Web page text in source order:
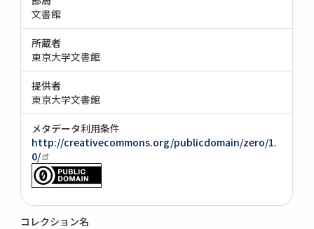
文書館
所蔵者
東京大学文書館
提供者
東京大学文書館
メタデータ利用条件
http://creativecommons.org/publicdomain/zero/1.
0/
コレクション名